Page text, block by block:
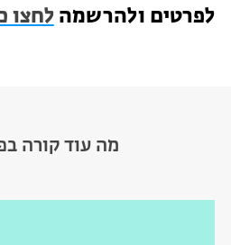
לפרטים ולהרשמהלחצו
מה עוד קורה